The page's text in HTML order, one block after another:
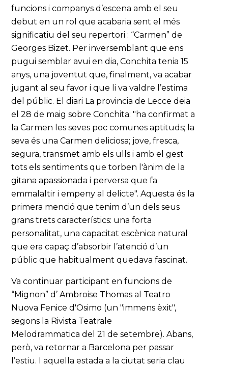
funcions i companys d’escena amb el seu
debut en un rol que acabaria sent el més
significatiu del seu repertori : “Carmen” de
Georges Bizet. Per inversemblant que ens
pugui semblar avui en dia, Conchita tenia 15
anys, una joventut que, finalment, va acabar
jugant al seu favor i que li va valdre l’estima
del públic. El diari La provincia de Lecce deia
el 28 de maig sobre Conchita: "ha confirmat a
la Carmen les seves poc comunes aptituds; la
seva és una Carmen deliciosa; jove, fresca,
segura, transmet amb els ulls i amb el gest
tots els sentiments que torben l'ànim de la
gitana apassionada i perversa que fa
emmalaltir i empeny al delicte". Aquesta és la
primera menció que tenim d’un dels seus
grans trets característics: una forta
personalitat, una capacitat escènica natural
que era capaç d’absorbir l’atenció d’un
públic que habitualment quedava fascinat.
Va continuar participant en funcions de
“Mignon” d’ Ambroise Thomas al Teatro
Nuova Fenice d'Osimo (un "immens èxit",
segons la Rivista Teatrale
Melodrammatica del 21 de setembre). Abans,
però, va retornar a Barcelona per passar
l’estiu. I aquella estada a la ciutat seria clau